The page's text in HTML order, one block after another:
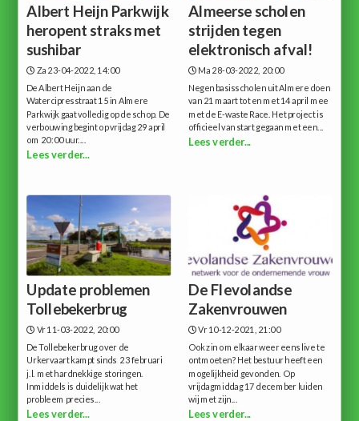
Albert Heijn Parkwijk
heropent straks met
sushibar
Za 23-04-2022, 14:00
De Albert Heijn aan de
Watercipresstraat 15 in Almere
Parkwijk gaat volledig op de schop. De
verbouwing begint op vrijdag 29 april
om 20:00 uur....
Lees verder...
Almeerse scholen
strijden tegen
elektronisch afval!
Ma 28-03-2022, 20:00
Negen basisscholen uit Almere doen
van 21 maart tot en met 14 april mee
met de E-waste Race. Het project is
officieel van start gegaan met een...
Lees verder...
Update problemen
Tollebekerbrug
Vr 11-03-2022, 20:00
De Tollebekerbrug over de
Urkervaart kampt sinds 23 februari
j.l. met hardnekkige storingen.
Inmiddels is duidelijk wat het
probleem precies...
Lees verder...
De Flevolandse
Zakenvrouwen
Vr 10-12-2021, 21:00
Ook zin om elkaar weer eens live te
ontmoeten? Het bestuur heeft een
mogelijkheid gevonden. Op
vrijdagmiddag 17 december luiden
wij met zijn...
Lees verder...